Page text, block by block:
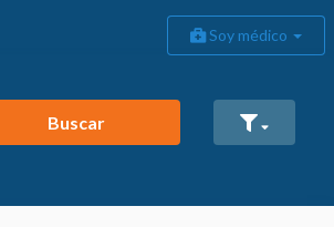
Soy médico
Buscar